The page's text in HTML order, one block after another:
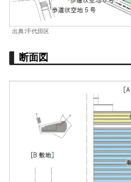
出典∶千代田区
断面図